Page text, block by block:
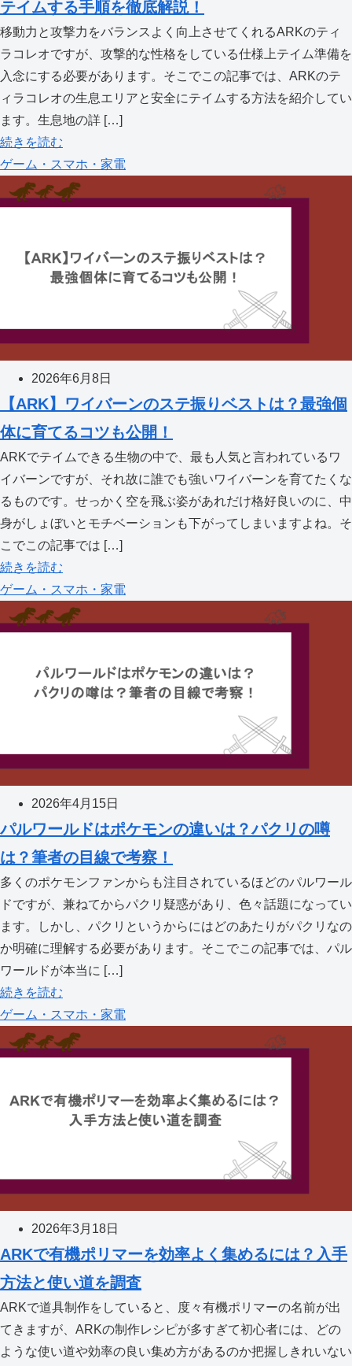
テイムする手順を徹底解説！
移動力と攻撃力をバランスよく向上させてくれるARKのティ
ラコレオですが、攻撃的な性格をしている仕様上テイム準備を
入念にする必要があります。そこでこの記事では、ARKのテ
ィラコレオの生息エリアと安全にテイムする方法を紹介してい
ます。生息地の詳 […]
続きを読む
ゲーム・スマホ・家電
2026年6月8日
【ARK】ワイバーンのステ振りベストは？最強個
体に育てるコツも公開！
ARKでテイムできる生物の中で、最も人気と言われているワ
イバーンですが、それ故に誰でも強いワイバーンを育てたくな
るものです。せっかく空を飛ぶ姿があれだけ格好良いのに、中
身がしょぼいとモチベーションも下がってしまいますよね。そ
こでこの記事では […]
続きを読む
ゲーム・スマホ・家電
2026年4月15日
パルワールドはポケモンの違いは？パクリの噂
は？筆者の目線で考察！
多くのポケモンファンからも注目されているほどのパルワール
ドですが、兼ねてからパクリ疑惑があり、色々話題になってい
ます。しかし、パクリというからにはどのあたりがパクリなの
か明確に理解する必要があります。そこでこの記事では、パル
ワールドが本当に […]
続きを読む
ゲーム・スマホ・家電
2026年3月18日
ARKで有機ポリマーを効率よく集めるには？入手
方法と使い道を調査
ARKで道具制作をしていると、度々有機ポリマーの名前が出
てきますが、ARKの制作レシピが多すぎて初心者には、どの
ような使い道や効率の良い集め方があるのか把握しきれいない